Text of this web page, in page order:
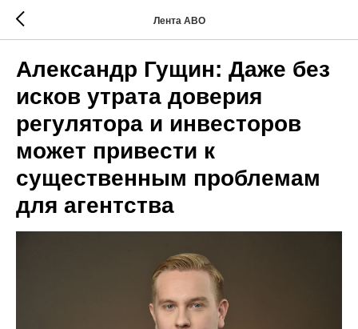
Лента АВО
Александр Гущин: Даже без
исков утрата доверия
регулятора и инвесторов
может привести к
существенным проблемам
для агентства